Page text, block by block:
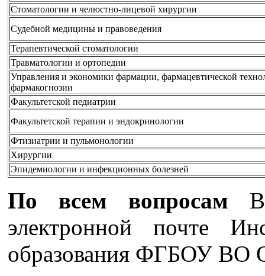
Стоматологии и челюстно-лицевой хирургии
Судебной медицины и правоведения
Терапевтической стоматологии
Травматологии и ортопедии
Управления и экономики фармации, фармацевтической
фармакогнозии
Факультетской педиатрии
Факультетской терапии и эндокринологии
Фтизиатрии и пульмонологии
Хирургии
Эпидемиологии и инфекционных болезней
По всем вопросам
электронной почте
образования ФГБОУ